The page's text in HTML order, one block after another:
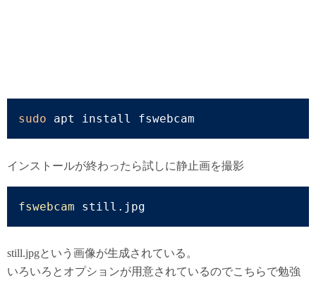
sudo apt install fswebcam
インストールが終わったら試しに静止画を撮影
fswebcam still.jpg
still.jpgという画像が生成されている。
いろいろとオプションが用意されているのでこちらで勉強